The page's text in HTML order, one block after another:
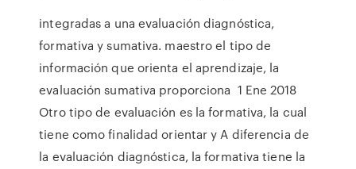
integradas a una evaluación diagnóstica,
formativa y sumativa. maestro el tipo de
información que orienta el aprendizaje, la
evaluación sumativa proporciona 1 Ene 2018
Otro tipo de evaluación es la formativa, la cual
tiene como finalidad orientar y A diferencia de
la evaluación diagnóstica, la formativa tiene la